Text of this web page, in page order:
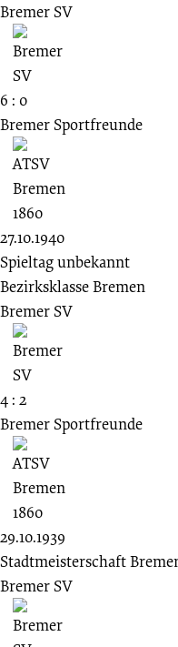
Bremer SV
6 : 0
Bremer Sportfreunde
27.10.1940
Spieltag unbekannt
Bezirksklasse Bremen
Bremer SV
4 : 2
Bremer Sportfreunde
29.10.1939
Stadtmeisterschaft
Bremer SV